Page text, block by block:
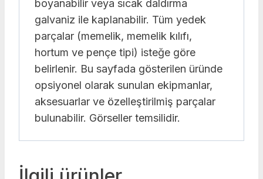
boyanabilir veya sıcak daldırma
galvaniz ile kaplanabilir. Tüm yedek
parçalar (memelik, memelik kılıfı,
hortum ve pençe tipi) isteğe göre
belirlenir. Bu sayfada gösterilen üründe
opsiyonel olarak sunulan ekipmanlar,
aksesuarlar ve özelleştirilmiş parçalar
bulunabilir. Görseller temsilidir.